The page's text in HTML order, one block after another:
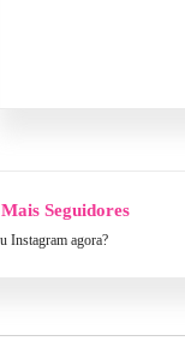
Mais Seguidores
Instagram agora?